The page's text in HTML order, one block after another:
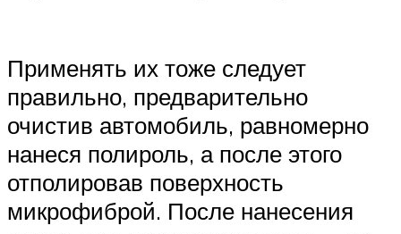
Применять их тоже следует
правильно, предварительно
очистив автомобиль, равномерно
нанеся полироль, а после этого
отполировав поверхность
микрофиброй. После нанесения